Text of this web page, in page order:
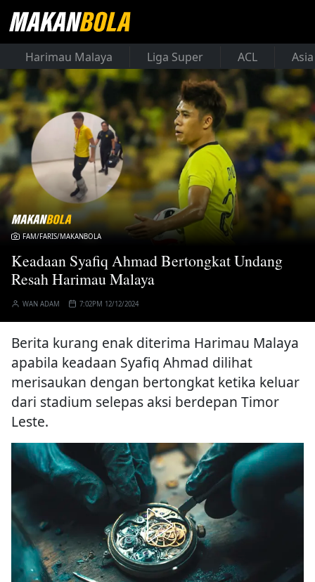
Harimau Malaya Liga Super ACL
FAM/FARIS/MAKANBOLA
Keadaan Syafiq Ahmad Bertongkat Undang
Resah Harimau Malaya
WAN ADAM 7:02PM 12/12/2024
Berita kurang enak diterima Harimau Malaya
apabila keadaan Syafiq Ahmad dilihat
merisaukan dengan bertongkat ketika keluar
dari stadium selepas aksi berdepan Timor
Leste.